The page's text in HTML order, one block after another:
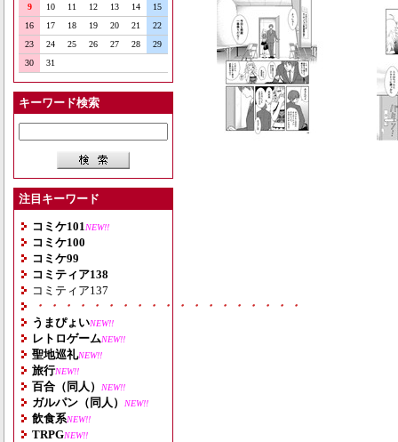
9
10 11 12 13 14
15
16
17 18 19 20 21
22
23
24 25 26 27 28
29
30
31
キーワード検索
注目キーワード
コミケ101 NEW!!
コミケ100
コミケ99
コミティア138
コミティア137
・・・・・・・・・・・・・・・・・・・
うまぴょいNEW!!
レトロゲームNEW!!
聖地巡礼NEW!!
旅行NEW!!
百合（同人） NEW!!
ガルパン（同人） NEW!!
飲食系NEW!!
TRPGNEW!!